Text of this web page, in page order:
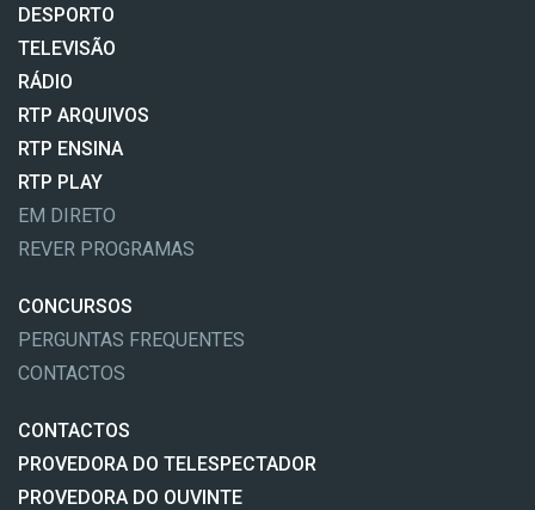
DESPORTO
TELEVISÃO
RÁDIO
RTP ARQUIVOS
RTP ENSINA
RTP PLAY
EM DIRETO
REVER PROGRAMAS
CONCURSOS
PERGUNTAS FREQUENTES
CONTACTOS
CONTACTOS
PROVEDORA DO TELESPECTADOR
PROVEDORA DO OUVINTE